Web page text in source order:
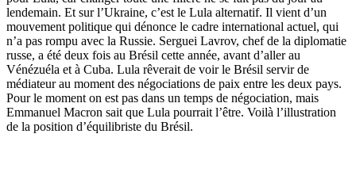
lendemain. Et sur l’Ukraine, c’est le Lula alternatif. Il vient d’un
mouvement politique qui dénonce le cadre international actuel, qui
n’a pas rompu avec la Russie. Serguei Lavrov, chef de la diplomatie
russe, a été deux fois au Brésil cette année, avant d’aller au
Vénézuéla et à Cuba. Lula rêverait de voir le Brésil servir de
médiateur au moment des négociations de paix entre les deux pays.
Pour le moment on est pas dans un temps de négociation, mais
Emmanuel Macron sait que Lula pourrait l’être. Voilà l’illustration
de la position d’équilibriste du Brésil.